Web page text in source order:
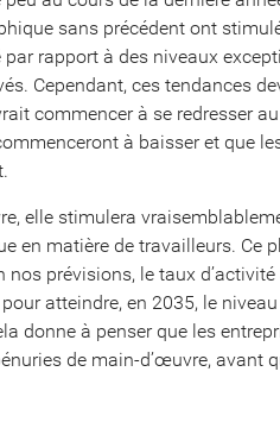
sans précédent ont
par rapport à des niveaux
Cependant, ces tendances
commencer à se redresser
à baisser et que
elle stimulera
en matière de travailleurs. Ce
prévisions, le taux
atteindre, en 2035, le
donne à penser que les
de main-d’œuvre, avant